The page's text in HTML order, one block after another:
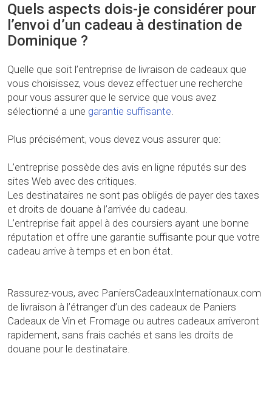
Quels aspects dois-je considérer pour
l’envoi d’un cadeau à destination de
Dominique ?
Quelle que soit l’entreprise de livraison de cadeaux que
vous choisissez, vous devez effectuer une recherche
pour vous assurer que le service que vous avez
sélectionné a une garantie suffisante.
Plus précisément, vous devez vous assurer que:
L’entreprise possède des avis en ligne réputés sur des
sites Web avec des critiques.
Les destinataires ne sont pas obligés de payer des taxes
et droits de douane à l’arrivée du cadeau.
L’entreprise fait appel à des coursiers ayant une bonne
réputation et offre une garantie suffisante pour que votre
cadeau arrive à temps et en bon état.
Rassurez-vous, avec PaniersCadeauxInternationaux.com
de livraison à l’étranger d’un des cadeaux de Paniers
Cadeaux de Vin et Fromage ou autres cadeaux arriveront
rapidement, sans frais cachés et sans les droits de
douane pour le destinataire.